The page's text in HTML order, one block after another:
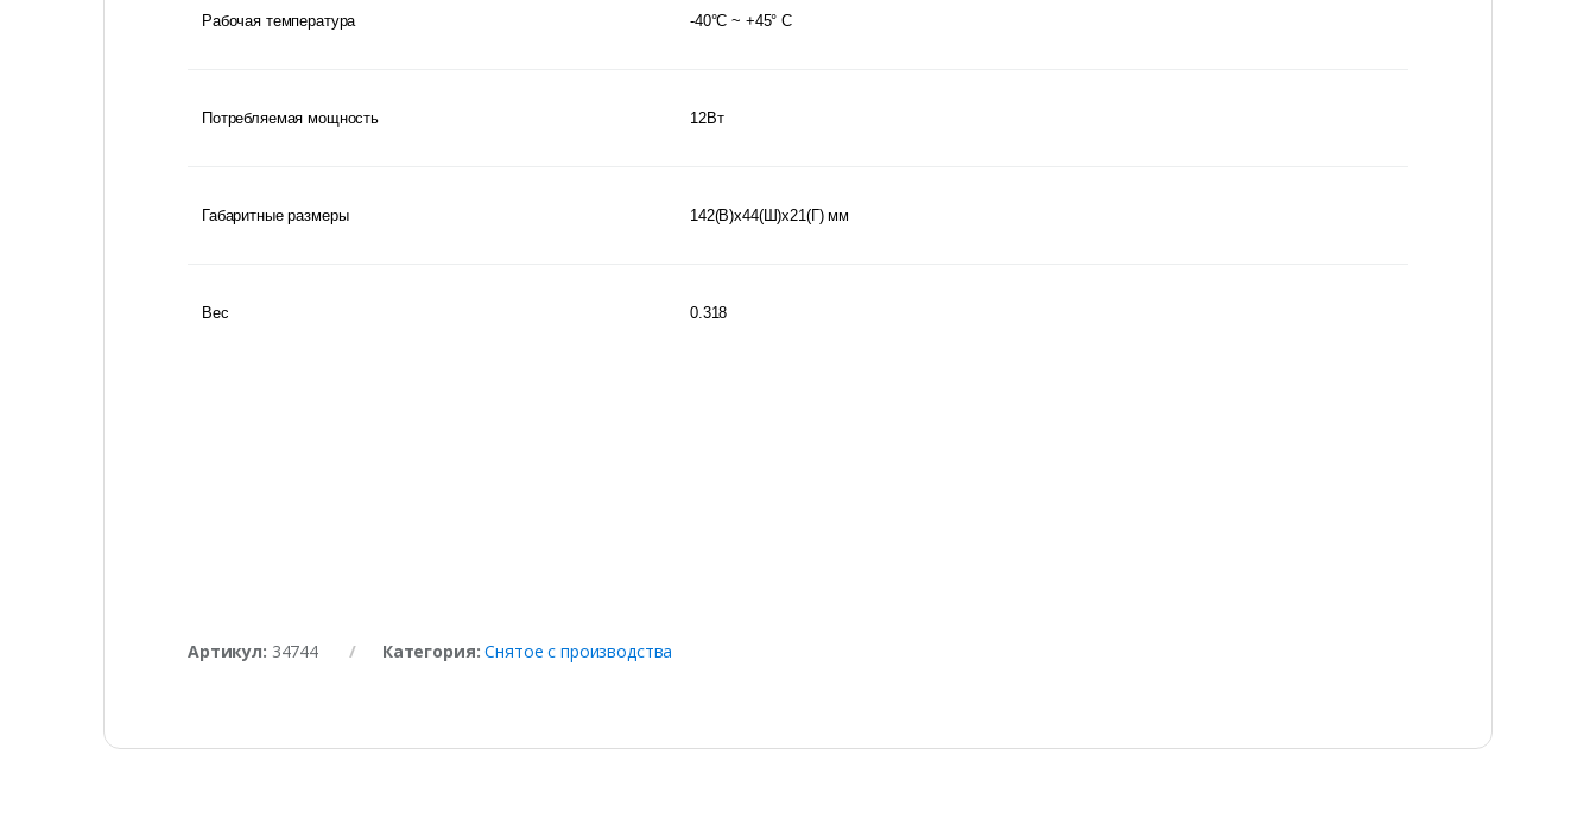
Рабочая температура -40°С ~ +45° C
Потребляемая мощность 12Вт
Габаритные размеры 142(В)х44(Ш)х21(Г) мм
Вес 0.318
Артикул: 34744 Категория:Снятое с производства